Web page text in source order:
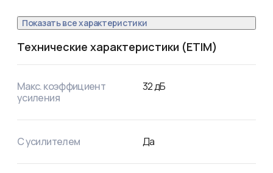
Показать все характеристики
Технические характеристики (ETIM)
Макс. коэффициент
усиления
32дБ
С усилителем Да